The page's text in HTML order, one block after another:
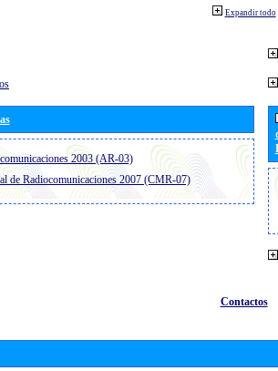
Expandir todo
2003 (AR-03)
de Radiocomunicaciones 2007 (CMR-07)
Contactos